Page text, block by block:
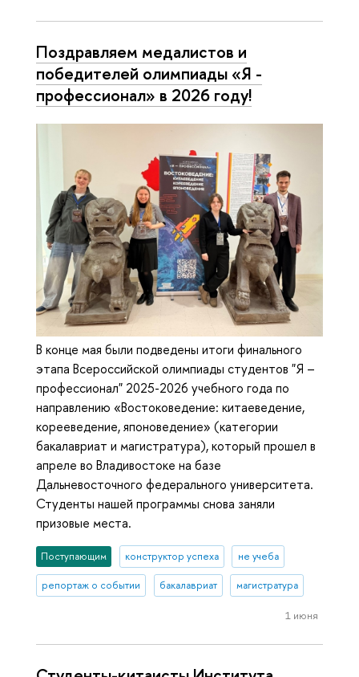
Поздравляем медалистов и
победителей олимпиады «Я -
профессионал» в 2026 году!
В конце мая были подведены итоги финального
этапа Всероссийской олимпиады студентов "Я –
профессионал" 2025-2026 учебного года по
направлению «Востоковедение: китаеведение,
корееведение, японоведение» (категории
бакалавриат и магистратура), который прошел в
апреле во Владивостоке на базе
Дальневосточного федерального университета.
Студенты нашей программы снова заняли
призовые места.
Поступающим конструктор успеха не учеба
репортаж о событии бакалавриат магистратура
1 июня